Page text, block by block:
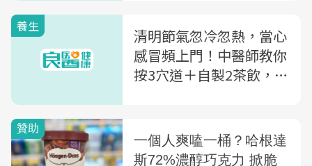
養生
清明節氣忽冷忽熱，當心
感冒頻上門！中醫師教你
按3穴道＋自製2茶飲，增